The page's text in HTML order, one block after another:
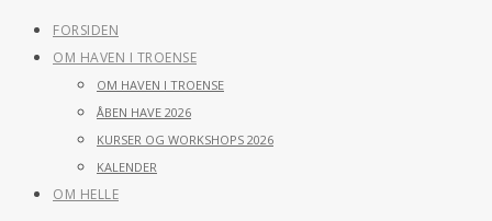
FORSIDEN
OM HAVEN I TROENSE
OM HAVEN I TROENSE
ÅBEN HAVE 2026
KURSER OG WORKSHOPS 2026
KALENDER
OM HELLE